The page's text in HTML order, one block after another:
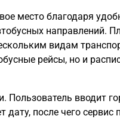
место благодаря
направлений.
видам
рейсы, но и
вводит
после чего сервис